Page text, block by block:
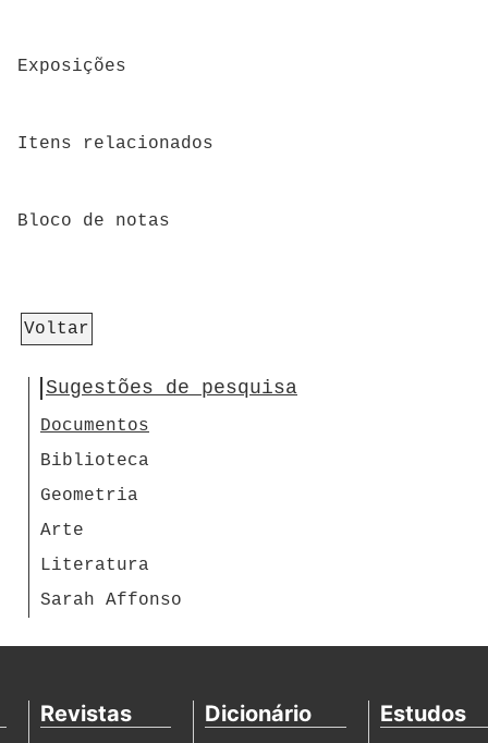
Exposições
Itens relacionados
Bloco de notas
Voltar
Sugestões de pesquisa
Documentos
Biblioteca
Geometria
Arte
Literatura
Sarah Affonso
Revistas Dicionário Estudos